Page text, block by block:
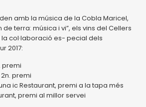
amb la música de la Cobla Maricel,
terra: música i vi”, els vins del Cellers
col·laboració es- pecial dels
2017:
premi
premi
ic Restaurant, premi a la tapa més
premi al millor servei